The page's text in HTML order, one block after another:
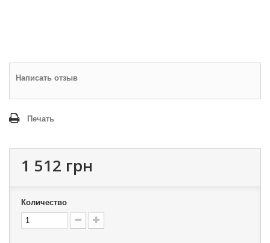
Написать отзыв
Печать
1 512 грн
Количество